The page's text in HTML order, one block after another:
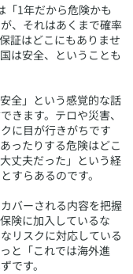
「1年だから危険かも
、それはあくまで確率
証はどこにもありませ
は安全、ということも
全」という感覚的な話
きます。テロや災害、
に目が行きがちです
ったりする危険はどこ
丈夫だった」という経
すらあるのです。
バーされる内容を把握
険に加入しているな
リスクに対応している
と「これでは海外進
です。